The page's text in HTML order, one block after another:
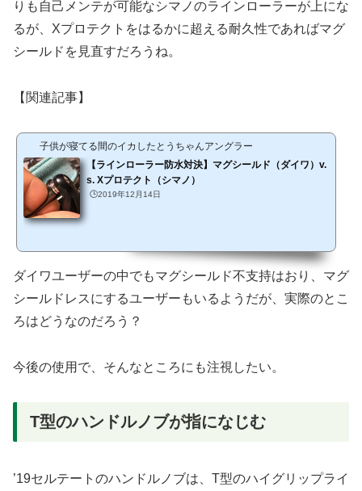
りも自己メンテが可能なシマノのラインローラーが上にな
るが、Xプロテクトをはるかに超える耐久性であればマグ
シールドを見直すだろうね。
【関連記事】
子供が寝てる間のイカしたとうちゃんアングラー
【ラインローラー防水対決】マグシールド（ダイワ）v.
s. Xプロテクト（シマノ）
🕒️2019年12月14日
ダイワユーザーの中でもマグシールド不支持はおり、マグ
シールドレスにするユーザーもいるようだが、実際のとこ
ろはどうなのだろう？
今後の使用で、そんなところにも注視したい。
T型のハンドルノブが指になじむ
’19セルテートのハンドルノブは、T型のハイグリップライ